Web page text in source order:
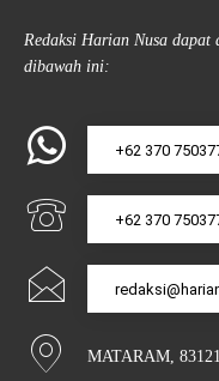
Redaksi Harian Nusa
dibawah ini:
+62 370
+62 370
MATARAM, 83121